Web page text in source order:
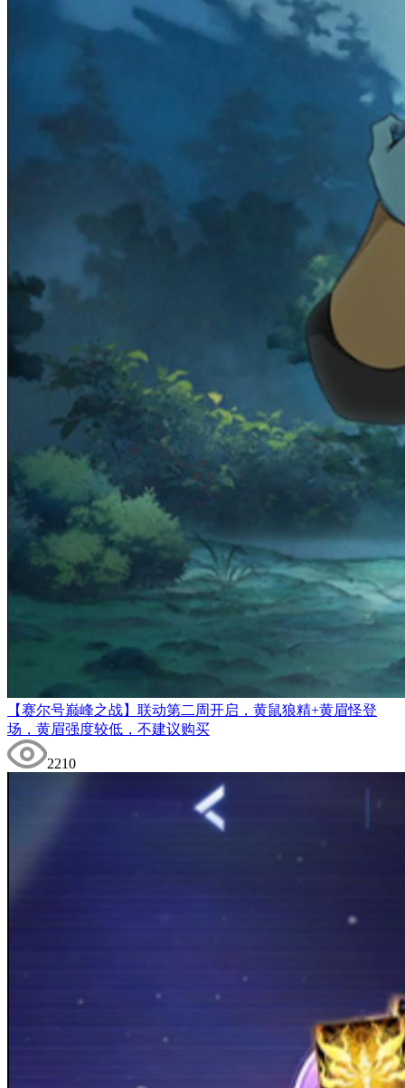
【赛尔号巅峰之战】联动第二周开启，黄鼠狼精+黄眉怪登
场，黄眉强度较低，不建议购买
2210